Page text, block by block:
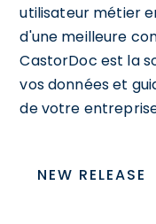
utilisateur métier
d'une meilleure
CastorDoc est la
vos données et
de votre
NEW RELEASE